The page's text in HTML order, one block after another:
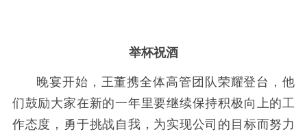
举杯祝酒
晚宴开始，王董携全体高管团队荣耀登台，他
们鼓励大家在新的一年里要继续保持积极向上的工
作态度，勇于挑战自我，为实现公司的目标而努力